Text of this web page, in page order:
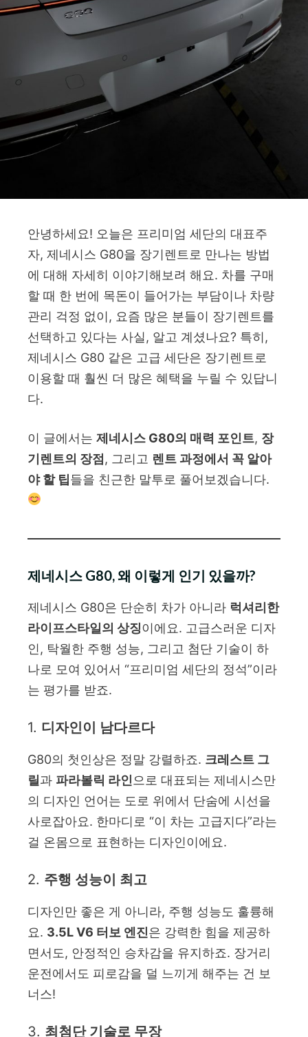
안녕하세요! 오늘은 프리미엄 세단의 대표주
자, 제네시스 G80을 장기렌트로 만나는 방법
에 대해 자세히 이야기해보려 해요. 차를 구매
할 때 한 번에 목돈이 들어가는 부담이나 차량
관리 걱정 없이, 요즘 많은 분들이 장기렌트를
선택하고 있다는 사실, 알고 계셨나요? 특히,
제네시스 G80 같은 고급 세단은 장기렌트로
이용할 때 훨씬 더 많은 혜택을 누릴 수 있답니
다.
이 글에서는 제네시스 G80의 매력 포인트, 장
기렌트의 장점, 그리고 렌트 과정에서 꼭 알아
야 할 팁들을 친근한 말투로 풀어보겠습니다.
제네시스 G80, 왜 이렇게 인기 있을까?
제네시스 G80은 단순히 차가 아니라 럭셔리한
라이프스타일의 상징이에요. 고급스러운 디자
인, 탁월한 주행 성능, 그리고 첨단 기술이 하
나로 모여 있어서 “프리미엄 세단의 정석”이라
는 평가를 받죠.
1. 디자인이 남다르다
G80의 첫인상은 정말 강렬하죠. 크레스트 그
릴과 파라볼릭 라인 으로 대표되는 제네시스만
의 디자인 언어는 도로 위에서 단숨에 시선을
사로잡아요. 한마디로 “이 차는 고급지다”라는
걸 온몸으로 표현하는 디자인이에요.
2. 주행 성능이 최고
디자인만 좋은 게 아니라, 주행 성능도 훌륭해
요. 3.5L V6 터보 엔진은 강력한 힘을 제공하
면서도, 안정적인 승차감을 유지하죠. 장거리
운전에서도 피로감을 덜 느끼게 해주는 건 보
너스!
3. 최첨단 기술로 무장